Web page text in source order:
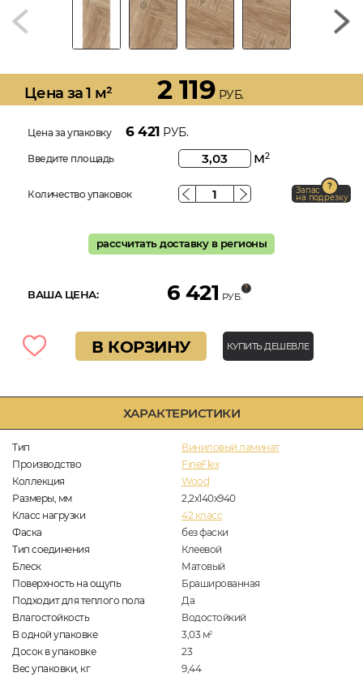
ХАРАКТЕРИСТИКИ
Тип
Виниловый ламинат
Производство
FineFlex
Коллекция
Wood
Размеры, мм
2,2х140х940
Класс нагрузки
42 класс
Фаска
без фаски
Тип соединения
Клеевой
Блеск
Матовый
Поверхность на ощупь
Брашированная
Подходит для теплого пола
Да
Влагостойкость
Водостойкий
В одной упаковке
3,03 м2
Досок в упаковке
23
Вес упаковки, кг
9,44
Цена за 1 м² 2 119 РУБ.
Цена за упаковку 6 421 РУБ.
Введите площадь м2
Количество упаковок Запас
на подрезку
рассчитать доставку в регионы
ВАША ЦЕНА: 6 421 РУБ.
В КОРЗИНУ КУПИТЬ ДЕШЕВЛЕ